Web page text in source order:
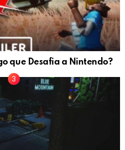
que Desafia a Nintendo?